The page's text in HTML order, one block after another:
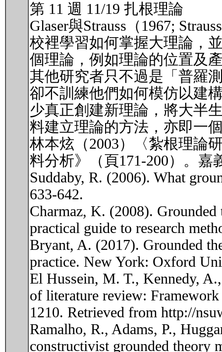
第 11 週 11/19 扎根理論
Glaser與Strauss（1967;
校裡學習如何掌握大理論，
個理論，例如理論的位置及
其他研究者只不過是「普羅
卻不訓練他們如何模仿以建
少真正創建新理論，將大半
料建立理論的方法，亦即一
林本炫（2003）〈紮根理論
料分析》（頁171-200）。
Suddaby, R. (2006). What
633-642.
Charmaz, K. (2008).
practical guide to research
Bryant, A. (2017). Grounded
practice. New York: Oxford
El Hussein, M. T., Kennedy,
of literature review:
1210. Retrieved from http://
Ramalho, R., Adams, P.,
constructivist grounded theory